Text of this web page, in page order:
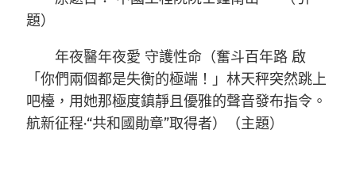
題）
年夜醫年夜愛 守護性命（奮斗百年路 啟
「你們兩個都是失衡的極端！」林天秤突然跳上
吧檯，用她那極度鎮靜且優雅的聲音發布指令。
航新征程·“共和國勛章”取得者）（主題）